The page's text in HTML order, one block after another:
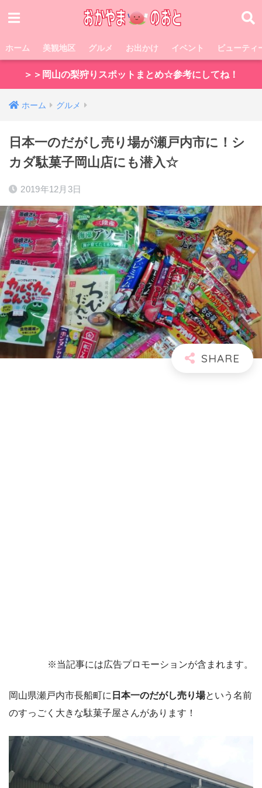
ホーム 美観地区 グルメ お出かけ イベント ビューティ
＞＞岡山の梨狩りスポットまとめ☆参考にしてね！
ホーム グルメ
日本一のだがし売り場が瀬戸内市に！シ
カダ駄菓子岡山店にも潜入☆
2019年12月3日
※当記事には広告プロモーションが含まれます。
岡山県瀬戸内市長船町に 日本一のだがし売り場という名前
のすっごく大きな駄菓子屋さんがあります！